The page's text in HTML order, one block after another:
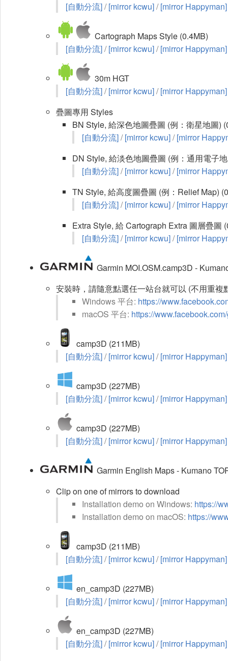
[自動分流]/[mirror kcwu]/[mirror Happyman]
Cartograph Maps Style (0.4MB)
[自動分流]/[mirror kcwu]/[mirror Happyman]
30m HGT
[自動分流]/[mirror kcwu]/[mirror Happyman]
疊圖專用 Styles
BN Style, 給深色地圖疊圖 (例：衛星地圖)
[自動分流]/[mirror kcwu]/[mirror
DN Style, 給淡色地圖疊圖 (例：通用電子
[自動分流]/[mirror kcwu]/[mirror
TN Style, 給高度圖疊圖 (例：Relief Map)
[自動分流]/[mirror kcwu]/[mirror
Extra Style, 給 Cartograph Extra 圖層疊圖
[自動分流]/[mirror kcwu]/[mirror
Garmin MOI.OSM.camp3D -
安裝時，請隨意點選任一站台就可以 (不用重複
Windows 平台: https://
macOS 平台: https://
camp3D (211MB)
[自動分流]/[mirror kcwu]/[mirror Happyman]
camp3D (227MB)
[自動分流]/[mirror kcwu]/[mirror Happyman]
camp3D (227MB)
[自動分流]/[mirror kcwu]/[mirror Happyman]
Garmin English Maps - Kumano
Clip on one of mirrors to download
Installation demo on Windows: https://
Installation demo on macOS: https://
camp3D (211MB)
[自動分流]/[mirror kcwu]/[mirror Happyman]
en_camp3D (227MB)
[自動分流]/[mirror kcwu]/[mirror Happyman]
en_camp3D (227MB)
[自動分流]/[mirror kcwu]/[mirror Happyman]